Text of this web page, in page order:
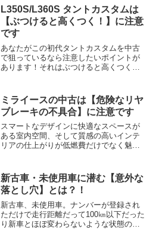
生して走行不能に陥る危険性がある ちょ
っと恐い不具合・ト...
L350S/L360S タントカスタムは
【ぶつけると高くつく！】に注意
です
あなたがこの初代タントカスタムを中古
で狙っているなら注意したいポイントが
あります！それはぶつけると高くつくと
ミライースの中古は【危険なリヤ
ブレーキの不具合】に注意です
スマートなデザインに快適なスペースが
ある室内空間、そして質感の高いインテ
リアの仕上がりが低燃費だけでなく魅力
の2WD車を中古で狙っているなら注意し
たいポイントがありま...
新古車・未使用車に潜む【意外な
落とし穴】とは？！
新古車、未使用車。ナンバーが登録され
ただけで走行距離だって100㎞以下だった
り新車とほぼ変わらないような状態のピ